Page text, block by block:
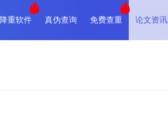
降重软件 真伪查询 免费查重 论文资讯